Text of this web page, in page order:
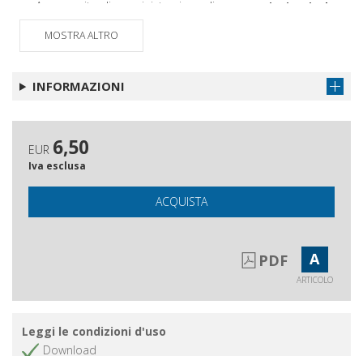
A proposito di amministrazione di
sostegno
Ottieni articolo
A proposito di amministrazione di
Imaginare Ottieni articolo
MOSTRA ALTRO
INFORMAZIONI
EUR 6,50
Iva esclusa
ACQUISTA
PDF A
ARTICOLO
Leggi le condizioni d'uso
Download